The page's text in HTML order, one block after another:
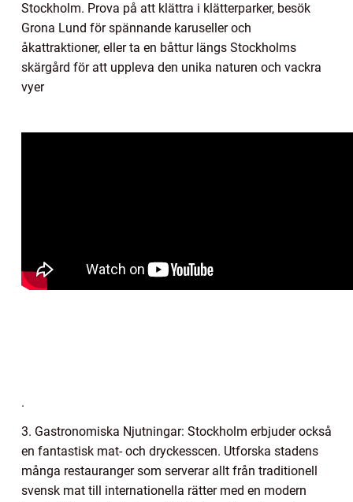
Stockholm. Prova på att klättra i klätterparker, besök
Grona Lund för spännande karuseller och
åkattraktioner, eller ta en båttur längs Stockholms
skärgård för att uppleva den unika naturen och vackra
vyer
.
3. Gastronomiska Njutningar: Stockholm erbjuder också
en fantastisk mat- och dryckesscen. Utforska stadens
många restauranger som serverar allt från traditionell
svensk mat till internationella rätter med en modern